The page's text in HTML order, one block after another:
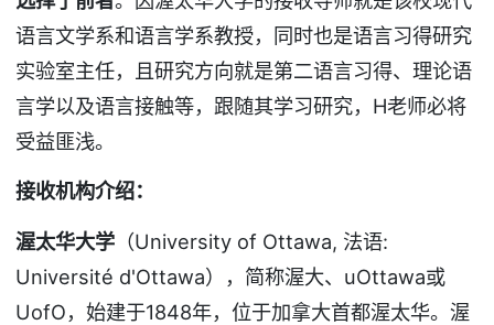
语言文学系和语言学系教授，同时也是语言习得研究
实验室主任，且研究方向就是第二语言习得、理论语
言学以及语言接触等，跟随其学习研究，H老师必将
受益匪浅。
接收机构介绍：
渥太华大学（University of Ottawa, 法语:
Université d'Ottawa），简称渥大、uOttawa或
UofO，始建于1848年，位于加拿大首都渥太华。渥